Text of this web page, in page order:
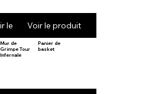
le produitVoir le produit
Mur de
Grimpe Tour
Infernale
Panier de
basket